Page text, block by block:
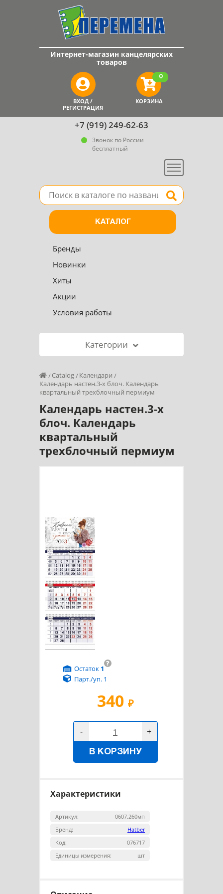
+7 (919) 249-62-63
Звонок по России
бесплатный
Меню
Интернет-магазин канцелярских
товаров
ВХОД /
РЕГИСТРАЦИЯ
КОРЗИНА
0
Поле для поиска товара в каталоге Найти
КАТАЛОГ
Бренды
Новинки
Хиты
Акции
Условия работы
Категории
Catalog
Календари
Календарь настен.3-х блоч. Календарь
квартальный трехблочный пермиум
Календарь настен.3-х
блоч. Календарь
квартальный
трехблочный пермиум
340 ₽
?
Остаток 1
Парт./уп. 1
- +
В КОРЗИНУ
Характеристики
Артикул:
0607.260мп
Бренд:
Hatber
Код:
076717
Единицы измерения:
шт